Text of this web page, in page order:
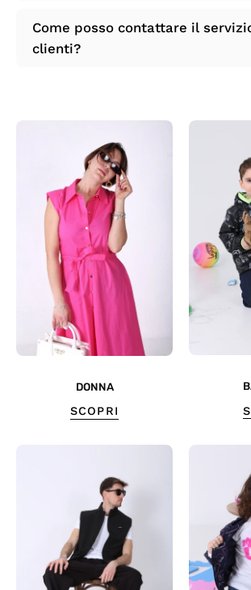
Come posso contattare il
clienti?
DONNA
SCOPRI